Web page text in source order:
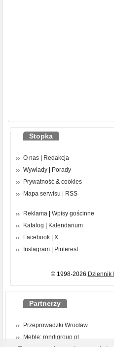
Stopka
O nas
Redakcja
Wywiady
Porady
Prywatność & cookies
Mapa serwisu
RSS
Reklama
Wpisy gościnne
Katalog
Kalendarium
Facebook
X
Instagram
Pinterest
© 1998-2026 Dziennik
Partnerzy
Przeprowadzki Wrocław
Meble: rondigroup.pl